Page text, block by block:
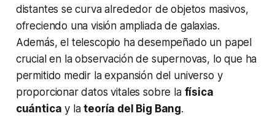
distantes se curva alrededor de objetos masivos,
ofreciendo una visión ampliada de galaxias.
Además, el telescopio ha desempeñado un papel
crucial en la observación de supernovas, lo que ha
permitido medir la expansión del universo y
proporcionar datos vitales sobre la física
cuántica y lateoría del Big Bang.